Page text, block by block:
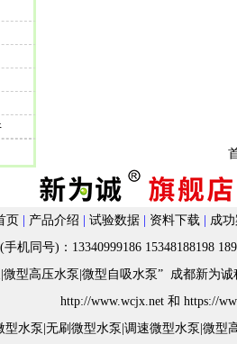
页 产品介绍 试验数据 资料下载
成
机同号)：13340999186 15348188198
微型高压水泵|微型自吸水泵” 成都新为
http://www.wcjx.net 和 https://
型水泵 无刷微型水泵 调速微型水泵 微型